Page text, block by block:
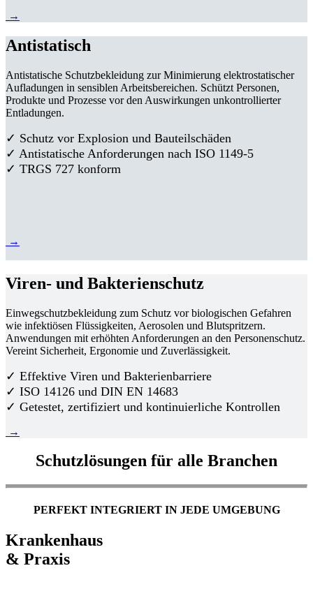
→
Antistatisch
Antistatische Schutzbekleidung zur Minimierung elektrostatischer
Aufladungen in sensiblen Arbeitsbereichen. Schützt Personen,
Produkte und Prozesse vor den Auswirkungen unkontrollierter
Entladungen.
✓ Schutz vor Explosion und Bauteilschäden
✓ Antistatische Anforderungen nach ISO 1149-5
✓ TRGS 727 konform
→
Viren- und Bakterienschutz
Einwegschutzbekleidung zum Schutz vor biologischen Gefahren
wie infektiösen Flüssigkeiten, Aerosolen und Blutspritzern.
Anwendungen mit erhöhten Anforderungen an den Personenschutz.
Vereint Sicherheit, Ergonomie und Zuverlässigkeit.
✓ Effektive Viren und Bakterienbarriere
✓ ISO 14126 und DIN EN 14683
✓ Getestet, zertifiziert und kontinuierliche Kontrollen
→
Schutzlösungen für alle Branchen
PERFEKT INTEGRIERT IN JEDE UMGEBUNG
Krankenhaus
& Praxis